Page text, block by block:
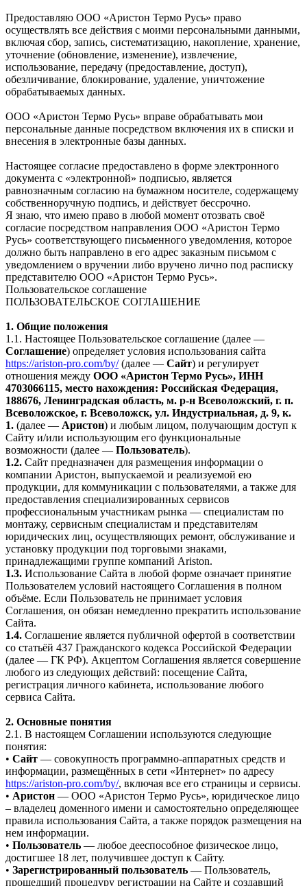
Предоставляю ООО «Аристон Термо Русь» право
осуществлять все действия с моими персональными данными,
включая сбор, запись, систематизацию, накопление, хранение,
уточнение (обновление, изменение), извлечение,
использование, передачу (предоставление, доступ),
обезличивание, блокирование, удаление, уничтожение
обрабатываемых данных.
ООО «Аристон Термо Русь» вправе обрабатывать мои
персональные данные посредством включения их в списки и
внесения в электронные базы данных.
Настоящее согласие предоставлено в форме электронного
документа с «электронной» подписью, является
равнозначным согласию на бумажном носителе, содержащему
собственноручную подпись, и действует бессрочно.
Я знаю, что имею право в любой момент отозвать своё
согласие посредством направления ООО «Аристон Термо
Русь» соответствующего письменного уведомления, которое
должно быть направлено в его адрес заказным письмом с
уведомлением о вручении либо вручено лично под расписку
представителю ООО «Аристон Термо Русь».
Пользовательское соглашение
ПОЛЬЗОВАТЕЛЬСКОЕ СОГЛАШЕНИЕ
1. Общие положения
1.1. Настоящее Пользовательское соглашение (далее —
Соглашение) определяет условия использования сайта
https://ariston-pro.com/by/(далее — Сайт) и регулирует
отношения между ООО «Аристон Термо Русь», ИНН
4703066115, место нахождения: Российская Федерация,
188676, Ленинградская область, м. р-н Всеволожский, г. п.
Всеволожское, г. Всеволожск, ул. Индустриальная, д. 9, к.
1. (далее — Аристон) и любым лицом, получающим доступ к
Сайту и/или использующим его функциональные
возможности (далее — Пользователь).
1.2. Сайт предназначен для размещения информации о
компании Аристон, выпускаемой и реализуемой ею
продукции, для коммуникации с пользователями, а также для
предоставления специализированных сервисов
профессиональным участникам рынка — специалистам по
монтажу, сервисным специалистам и представителям
юридических лиц, осуществляющих ремонт, обслуживание и
установку продукции под торговыми знаками,
принадлежащими группе компаний Ariston.
1.3. Использование Сайта в любой форме означает принятие
Пользователем условий настоящего Соглашения в полном
объёме. Если Пользователь не принимает условия
Соглашения, он обязан немедленно прекратить использование
Сайта.
1.4. Соглашение является публичной офертой в соответствии
со статьёй 437 Гражданского кодекса Российской Федерации
(далее — ГК РФ). Акцептом Соглашения является совершение
любого из следующих действий: посещение Сайта,
регистрация личного кабинета, использование любого
сервиса Сайта.
2. Основные понятия
2.1. В настоящем Соглашении используются следующие
понятия:
• Сайт — совокупность программно-аппаратных средств и
информации, размещённых в сети «Интернет» по адресу
https://ariston-pro.com/by/, включая все его страницы и сервисы.
• Аристон — ООО «Аристон Термо Русь», юридическое лицо
– владелец доменного имени и самостоятельно определяющее
правила использования Сайта, а также порядок размещения на
нем информации.
• Пользователь — любое дееспособное физическое лицо,
достигшее 18 лет, получившее доступ к Сайту.
• Зарегистрированный пользователь — Пользователь,
прошедший процедуру регистрации на Сайте и создавший